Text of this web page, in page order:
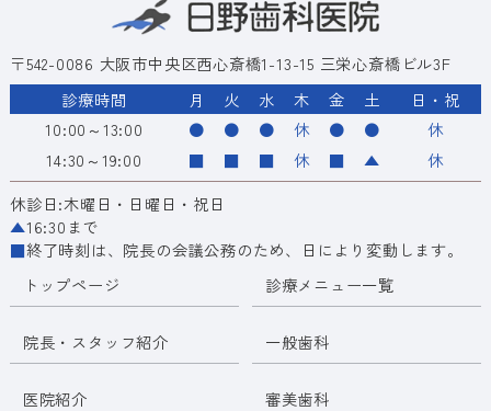
〒542-0086 大阪市中央区西心斎橋1-13-15 三栄心斎橋ビル3F
診療時間
月 火 水 木 金 土
日・祝
10:00～13:00
● ● ● 休 ● ●
休
14:30～19:00
■ ■ ■ 休 ■ ▲
休
休診日:木曜日・日曜日・祝日
▲16:30まで
■終了時刻は、院長の会議公務のため、日により変動します。
トップページ
院長・スタッフ紹介
医院紹介
診療メニュー一覧
一般歯科
審美歯科